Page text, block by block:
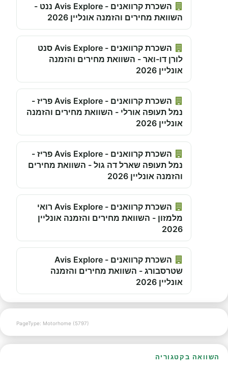
השכרת קרוואנים - Avis Explore ננט -
השוואת מחירים והזמנה אונליין 2026
השכרת קרוואנים - Avis Explore סנט
לורן דו-ואר - השוואת מחירים והזמנה
אונליין 2026
השכרת קרוואנים - Avis Explore פריז -
נמל תעופה אורלי - השוואת מחירים והזמנה
אונליין 2026
השכרת קרוואנים - Avis Explore פריז -
נמל תעופה שארל דה גול - השוואת מחירים
והזמנה אונליין 2026
השכרת קרוואנים - Avis Explore רואי
מלמזון - השוואת מחירים והזמנה אונליין
2026
השכרת קרוואנים - Avis Explore
שטרסבורג - השוואת מחירים והזמנה
אונליין 2026
PageType: Motorhome (5797)
השוואה בקטגוריה